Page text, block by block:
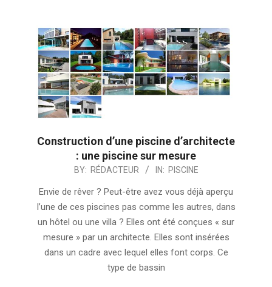
Construction d’une piscine d’architecte
: une piscine sur mesure
BY: RÉDACTEUR IN: PISCINE
Envie de rêver ? Peut-être avez vous déjà aperçu
l’une de ces piscines pas comme les autres, dans
un hôtel ou une villa ? Elles ont été conçues « sur
mesure » par un architecte. Elles sont insérées
dans un cadre avec lequel elles font corps. Ce
type de bassin